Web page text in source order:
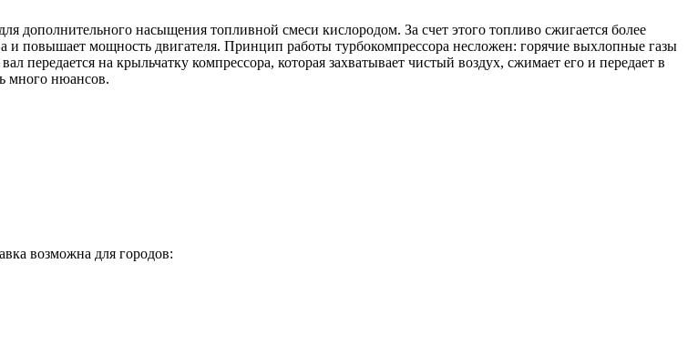
дополнительного насыщения топливной смеси кислородом. За счет этого топливо сжигается более
и повышает мощность двигателя. Принцип работы турбокомпрессора несложен: горячие выхлопные газы
передается на крыльчатку компрессора, которая захватывает чистый воздух, сжимает его и передает в
много нюансов.
возможна для городов: